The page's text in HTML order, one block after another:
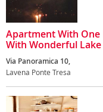
Apartment With One
With Wonderful
Via Panoramica 10,
Lavena Ponte Tresa